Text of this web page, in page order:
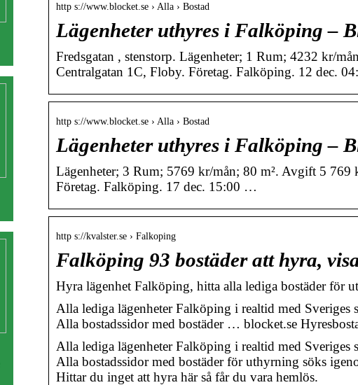
http s://www.blocket.se › Alla › Bostad
Lägenheter uthyres i Falköping –
Fredsgatan , stenstorp. Lägenheter; 1 Rum; 4232 kr/
Centralgatan 1C, Floby. Företag. Falköping. 12 dec.
http s://www.blocket.se › Alla › Bostad
Lägenheter uthyres i Falköping –
Lägenheter; 3 Rum; 5769 kr/mån; 80 m². Avgift 5 769
Företag. Falköping. 17 dec. 15:00 …
http s://kvalster.se › Falkoping
Falköping 93 bostäder att hyra,
Hyra lägenhet Falköping, hitta alla lediga bostäder för
Alla lediga lägenheter Falköping i realtid med Sveriges
Alla bostadssidor med bostäder … blocket.se
Alla lediga lägenheter Falköping i realtid med Sveriges
Alla bostadssidor med bostäder för uthyrning söks
Hittar du inget att hyra här så får du vara hemlös.